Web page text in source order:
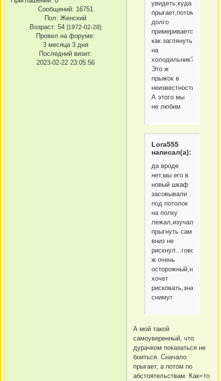
Сообщений: 16751
Пол: Женский
Возраст: 54 [1972-02-28]
Провел на форуме:
3 месяца 3 дня
Последний визит:
2023-02-22 23:05:56
увидеть,куда
прыгает,потом
долго
примеривается...а
как заглянуть
на
холодильник?
Это ж
прыжок в
неизвестность
А этого мы
не любим
Lora555
написал(а):
да вроде
нет,мы его в
новый шкаф
засовывали
под потолок
на полку
лежал,изучал,но
прыгнуть сам
вниз не
рискнул...говорю
ж очень
осторожный,не
хочет
рисковать,знает,что
снимут
А мой такой
самоуверенный, что
дурачком показаться не
боиться. Сначало
прыгает, а потом по
абстоятельствам. Как=то